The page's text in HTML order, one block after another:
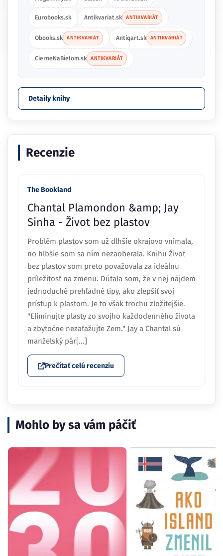
Eurobooks.sk Antikvariat.sk ANTIKVARIÁT
Obooks.sk ANTIKVARIÁT Antiqart.sk ANTIKVARIÁT
CierneNaBielom.sk ANTIKVARIÁT
Detaily knihy
Recenzie
The Bookland
Chantal Plamondon &amp; Jay
Sinha - Život bez plastov
Problém plastov som už dlhšie okrajovo vnímala,
no hlbšie som sa ním nezaoberala. Knihu Život
bez plastov som preto považovala za ideálnu
príležitosť na zmenu. Dúfala som, že v nej nájdem
jednoduché prehľadné tipy, ako zlepšiť svoj
prístup k plastom. Je to však trochu zložitejšie.
"Eliminujte plasty zo svojho každodenného života
a zbytočne nezaťažujte Zem." Jay a Chantal sú
manželský pár[...]
Prečítať celú recenziu
Mohlo by sa vám páčiť